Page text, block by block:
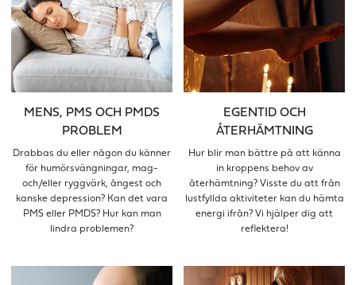
MENS, PMS OCH PMDS
PROBLEM
Drabbas du eller någon du känner
för humörsvängningar, mag-
och/eller ryggvärk, ångest och
kanske depression? Kan det vara
PMS eller PMDS? Hur kan man
lindra problemen?
EGENTID OCH
ÅTERHÄMTNING
Hur blir man bättre på att känna
in kroppens behov av
återhämtning? Visste du att från
lustfyllda aktiviteter kan du hämta
energi ifrån? Vi hjälper dig att
reflektera!